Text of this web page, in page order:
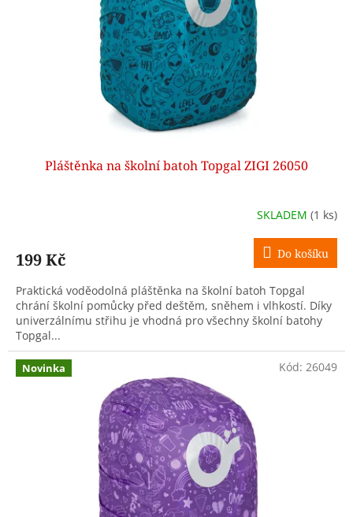
Pláštěnka na školní batoh Topgal ZIGI 26050
SKLADEM (1 ks)
199 Kč Do košíku
Praktická voděodolná pláštěnka na školní batoh Topgal
chrání školní pomůcky před deštěm, sněhem i vlhkostí. Díky
univerzálnímu střihu je vhodná pro všechny školní batohy
Topgal...
Novinka Kód: 26049